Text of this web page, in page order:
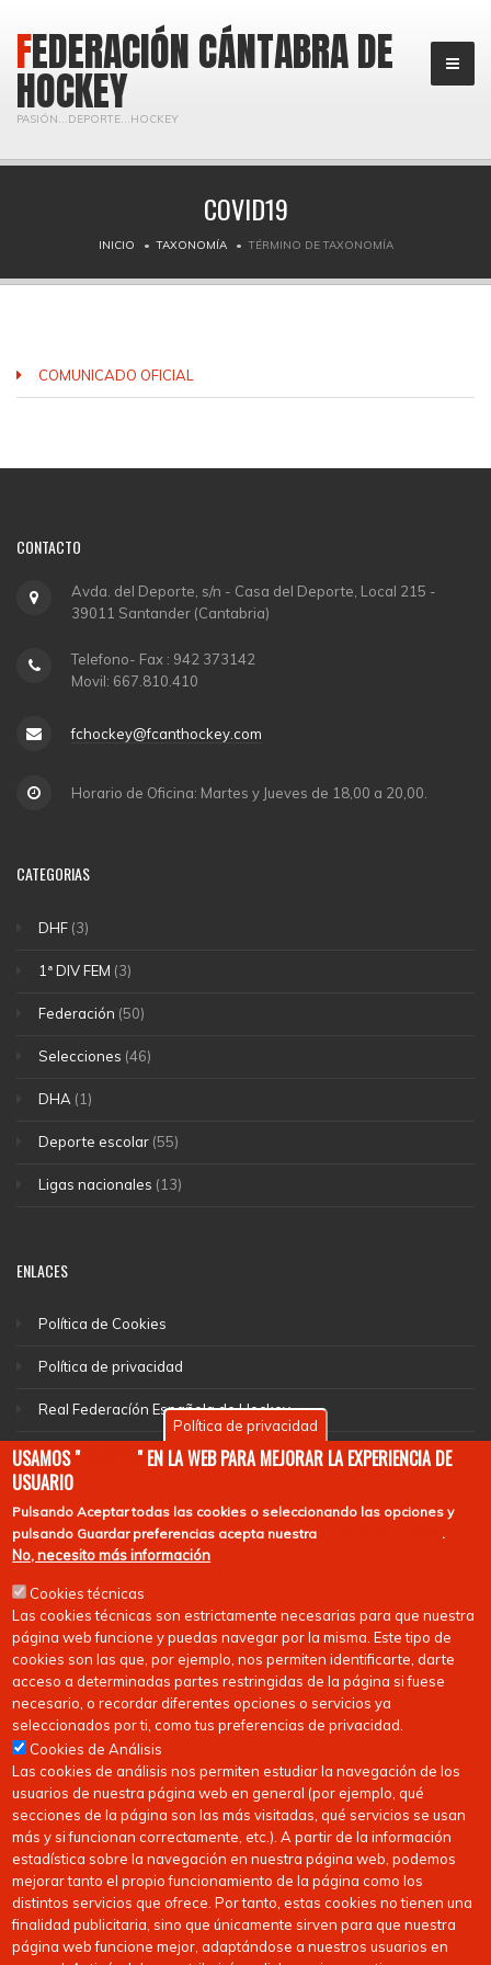
FEDERACIÓN CÁNTABRA DE
HOCKEY
PASIÓN...DEPORTE...HOCKEY
COVID19
INICIO TAXONOMÍA TÉRMINO DE TAXONOMÍA
COMUNICADO OFICIAL
CONTACTO
Avda. del Deporte, s/n - Casa del Deporte, Local 215 -
39011 Santander (Cantabria)
Telefono- Fax : 942 373142
Movil: 667.810.410
fchockey@fcanthockey.com
Horario de Oficina: Martes y Jueves de 18,00 a 20,00.
CATEGORIAS
DHF (3)
1ª DIV FEM (3)
Federación (50)
Selecciones (46)
DHA (1)
Deporte escolar (55)
Ligas nacionales (13)
ENLACES
Política de Cookies
Política de privacidad
Real Federacíón Española de Hockey
EuroHockey
Política de privacidad
USAMOS "COOKIES " EN LA WEB PARA MEJORAR LA EXPERIENCIA DE
USUARIO
PulsandoAceptar todas las cookies o seleccionando las opciones y
pulsando Guardar preferencias acepta nuestra .
No, necesito más información
Cookies técnicas
Las cookies técnicas son estrictamente necesarias para que nuestra
página web funcione y puedas navegar por la misma. Este tipo de
cookies son las que, por ejemplo, nos permiten identificarte, darte
acceso a determinadas partes restringidas de la página si fuese
necesario, o recordar diferentes opciones o servicios ya
seleccionados por ti, como tus preferencias de privacidad.
Cookies de Análisis
Las cookies de análisis nos permiten estudiar la navegación de los
usuarios de nuestra página web en general (por ejemplo, qué
secciones de la página son las más visitadas, qué servicios se usan
más y si funcionan correctamente, etc.). A partir de la información
estadística sobre la navegación en nuestra página web, podemos
mejorar tanto el propio funcionamiento de la página como los
distintos servicios que ofrece. Por tanto, estas cookies no tienen una
finalidad publicitaria, sino que únicamente sirven para que nuestra
página web funcione mejor, adaptándose a nuestros usuarios en